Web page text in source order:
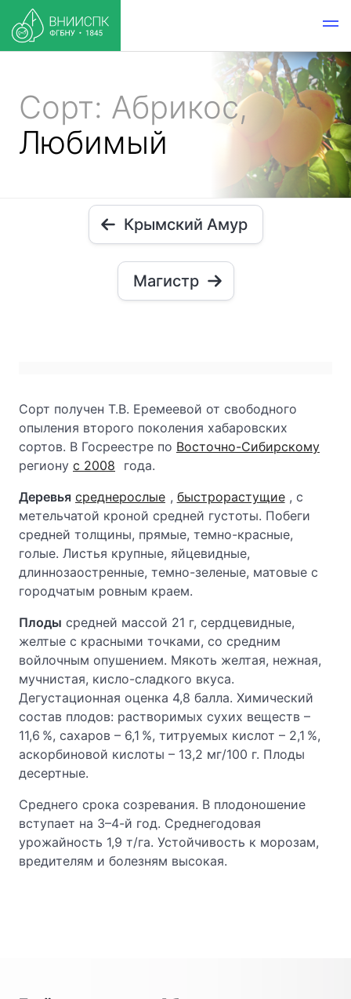
Сорт: Абрикос,
Любимый
Крымский Амур
Магистр
Сорт получен Т.В. Еремеевой от свободного
опыления второго поколения хабаровских
сортов. В Госреестре по Восточно-Сибирскому
региону с 2008
года.
Деревья среднерослые , быстрорастущие , с
метельчатой кроной средней густоты. Побеги
средней толщины, прямые, темно-красные,
голые. Листья крупные, яйцевидные,
длиннозаостренные, темно-зеленые, матовые с
городчатым ровным краем.
Плоды средней массой 21 г, сердцевидные,
желтые с красными точками, со средним
войлочным опушением. Мякоть желтая, нежная,
мучнистая, кисло-сладкого вкуса.
Дегустационная оценка 4,8 балла. Химический
состав плодов: растворимых сухих веществ –
11,6 %, сахаров – 6,1 %, титруемых кислот – 2,1 %,
аскорбиновой кислоты – 13,2 мг/100 г. Плоды
десертные.
Среднего срока созревания. В плодоношение
вступает на 3–4-й год. Среднегодовая
урожайность 1,9 т/га. Устойчивость к морозам,
вредителям и болезням высокая.